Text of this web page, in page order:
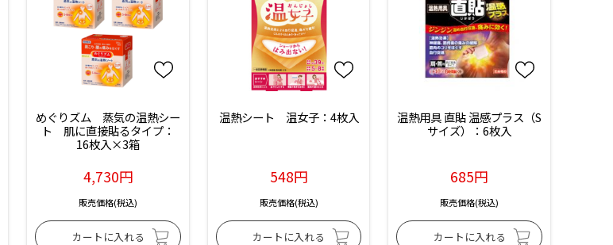
めぐりズム　蒸気の温熱シー
ト　肌に直接貼るタイプ：
16枚入×3箱
4,730円
販売価格(税込)
温熱シート　温女子：4枚入
548円
販売価格(税込)
温熱用具 直貼 温感プラス（S
サイズ）：6枚入
685円
販売価格(税込)